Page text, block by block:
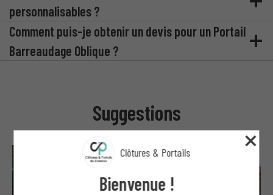
personnalisables ?
Comment puis-je obtenir un devis pour un Portail
Barreaudage Oblique ?
Suggestions
Clôtures & Portails
Bienvenue !